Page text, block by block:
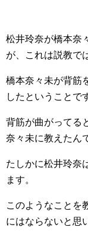
松井玲奈が橋本奈
が、これは説教で
橋本奈々未が背筋
したということで
背筋が曲がってる
奈々未に教えたん
たしかに松井玲奈
ます。
このようなことを
にはならないと思